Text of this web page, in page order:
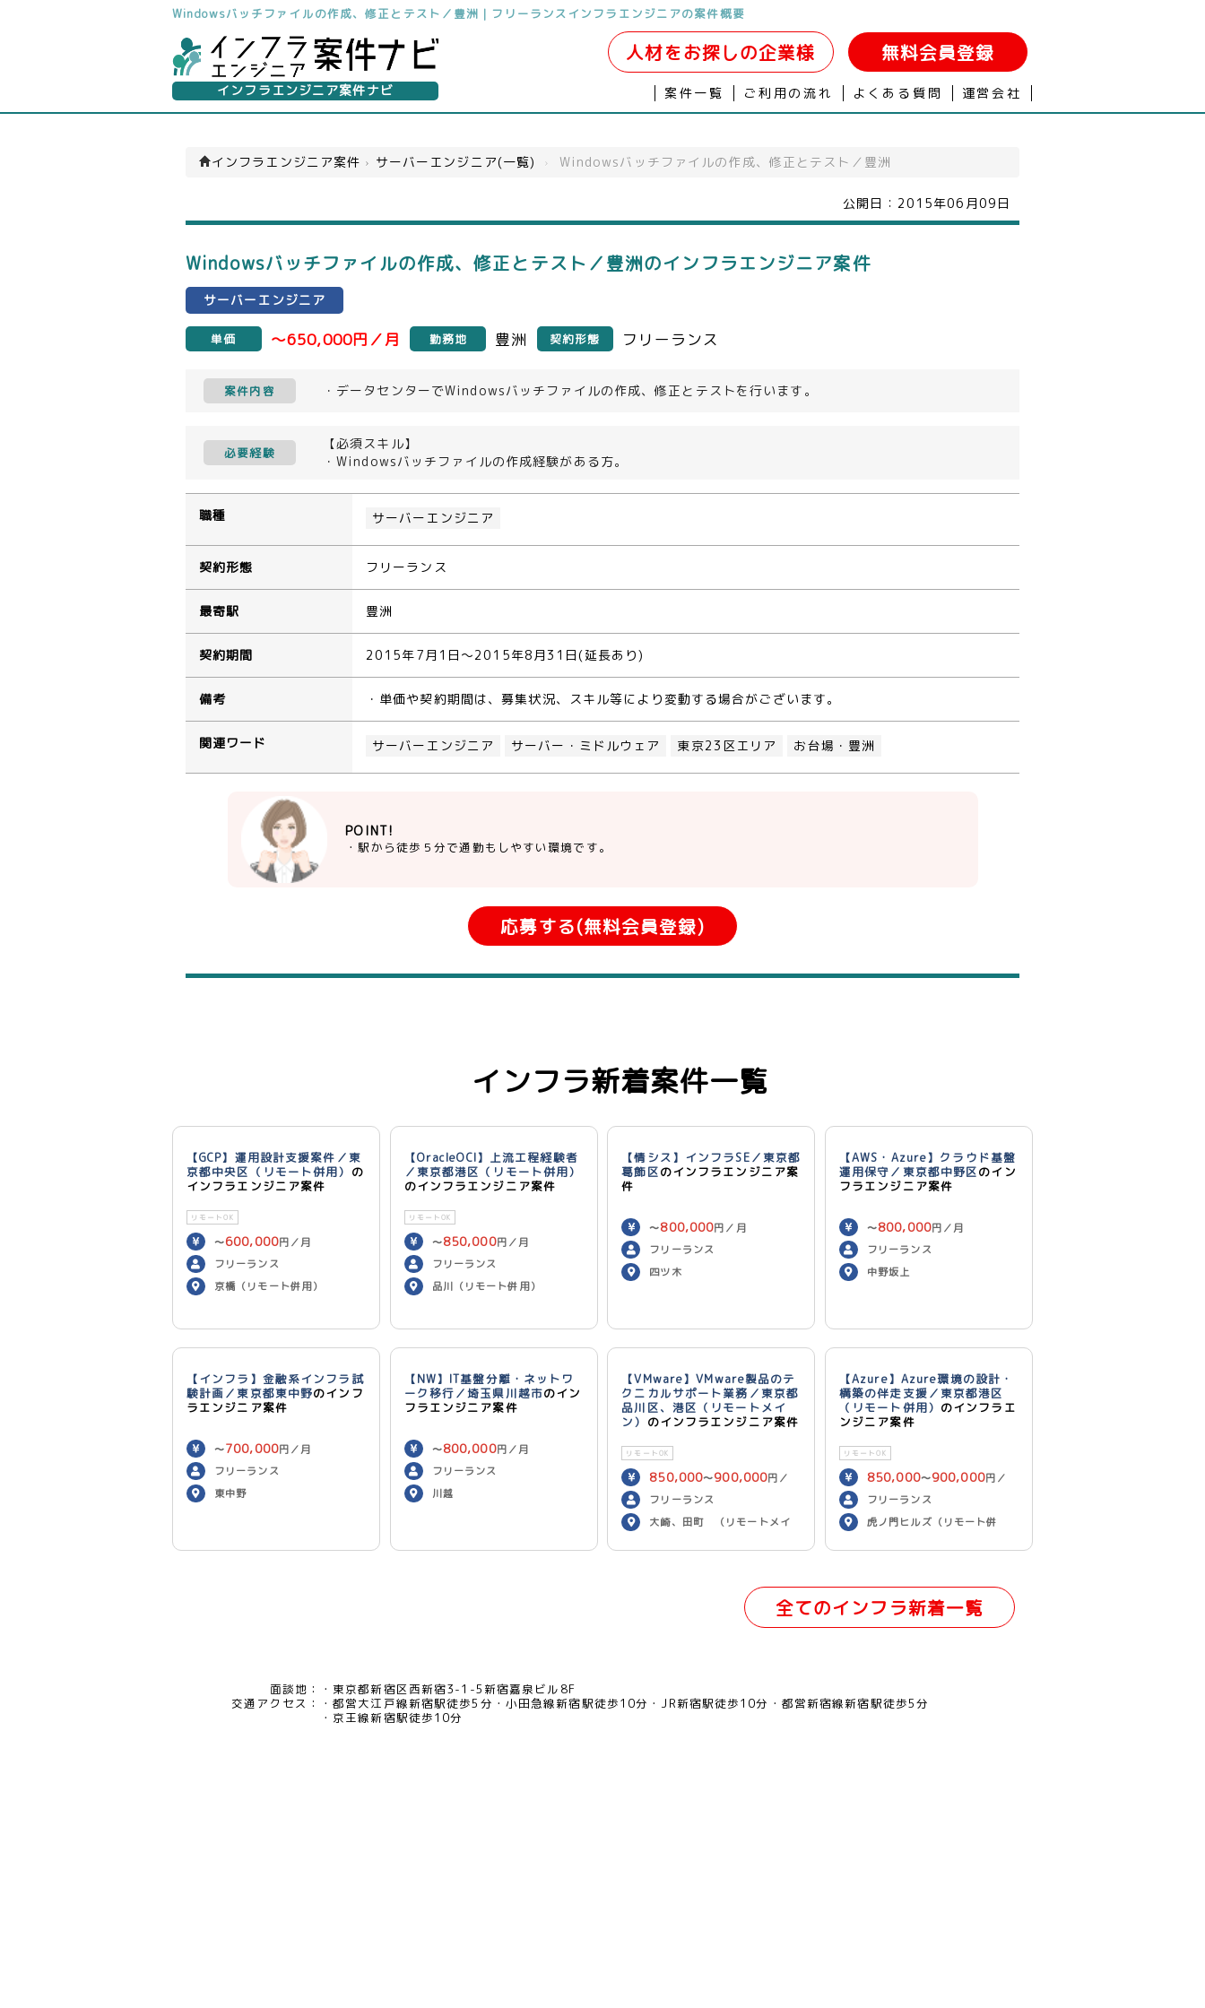
Windowsバッチファイルの作成、修正とテスト／豊洲｜フリーランスインフラエンジニアの案件概要
インフラエンジニア案件ナビ
人材をお探しの企業様 無料会員登録
案件一覧 ご利用の流れ よくある質問 運営会社
インフラエンジニア案件 › サーバーエンジニア(一覧) › Windowsバッチファイルの作成、修正とテスト／豊洲
公開日： 2015年06月09日
Windowsバッチファイルの作成、修正とテスト／豊洲のインフラエンジニア案件
サーバーエンジニア
単価 ～650,000円／月 勤務地 豊洲 契約形態 フリーランス
案件内容 ・データセンターでWindowsバッチファイルの作成、修正とテストを行います。
必要経験
【必須スキル】
・Windowsバッチファイルの作成経験がある方。
職種 サーバーエンジニア
契約形態 フリーランス
最寄駅 豊洲
契約期間 2015年7月1日～2015年8月31日(延長あり)
備考 ・単価や契約期間は、募集状況、スキル等により変動する場合がございます。
関連ワード サーバーエンジニア サーバー・ミドルウェア 東京23区エリア お台場・豊洲
POINT!
・駅から徒歩５分で通勤もしやすい環境です。
応募する(無料会員登録)
インフラ新着案件一覧
【GCP】運用設計支援案件／東
京都中央区（リモート併用） の
インフラエンジニア案件
リモートOK
〜600,000円／月
フリーランス
京橋（リモート併用）
【OracleOCI】上流工程経験者
／東京都港区（リモート併用）
のインフラエンジニア案件
リモートOK
〜850,000円／月
フリーランス
品川（リモート併用）
【情シス】インフラSE／東京都
葛飾区のインフラエンジニア案
件
〜800,000円／月
フリーランス
四ツ木
【AWS・Azure】クラウド基盤
運用保守／東京都中野区のイン
フラエンジニア案件
〜800,000円／月
フリーランス
中野坂上
【インフラ】金融系インフラ試
験計画／東京都東中野のインフ
ラエンジニア案件
〜700,000円／月
フリーランス
東中野
【NW】IT基盤分離・ネットワ
ーク移行／埼玉県川越市のイン
フラエンジニア案件
〜800,000円／月
フリーランス
川越
【VMware】VMware製品のテ
クニカルサポート業務／東京都
品川区、港区（リモートメイ
ン） のインフラエンジニア案件
リモートOK
850,000〜900,000円／
月
フリーランス
大崎、田町 （リモートメイ
【Azure】Azure環境の設計・
構築の伴走支援／東京都港区
（リモート併用） のインフラエ
ンジニア案件
リモートOK
850,000〜900,000円／
月
フリーランス
虎ノ門ヒルズ（リモート併
全てのインフラ新着一覧
面談地：
東京都新宿区西新宿3-1-5新宿嘉泉ビル8F
交通アクセス：
都営大江戸線新宿駅徒歩5分 小田急線新宿駅徒歩10分 JR新宿駅徒歩10分
都営新宿線新宿駅徒歩5分
京王線新宿駅徒歩10分